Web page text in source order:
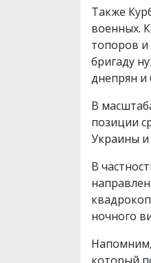
Также
военных.
топоров
бригаду
днепрян и
В
позиции
Украины и
В
ночного